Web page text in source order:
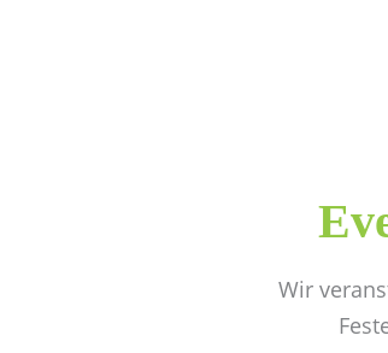
Wir